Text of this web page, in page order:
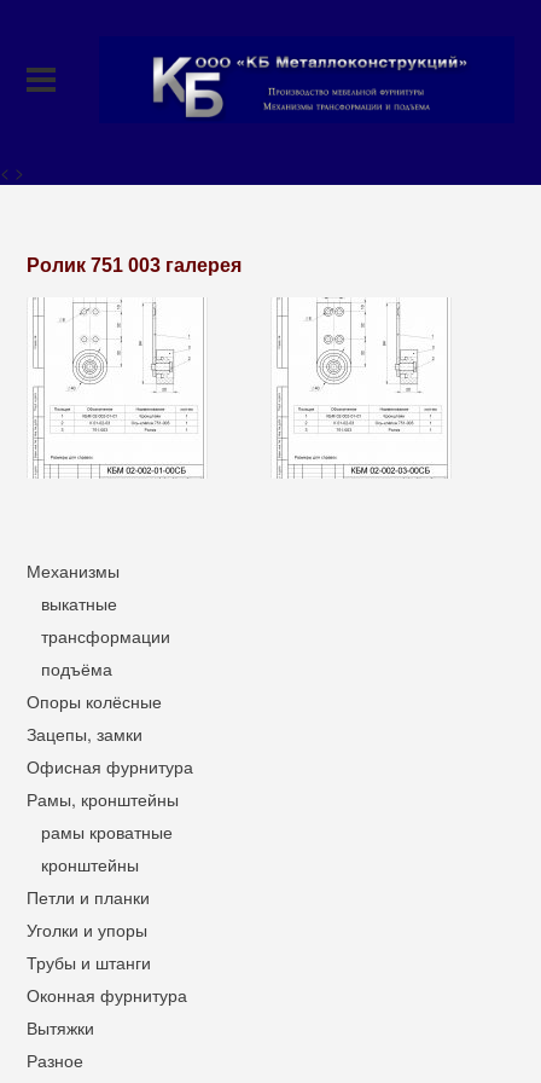
< >
Ролик 751 003 галерея
Механизмы
выкатные
трансформации
подъёма
Опоры колёсные
Зацепы, замки
Офисная фурнитура
Рамы, кронштейны
рамы кроватные
кронштейны
Петли и планки
Уголки и упоры
Трубы и штанги
Оконная фурнитура
Вытяжки
Разное